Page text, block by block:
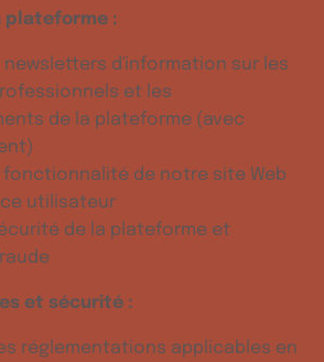
plateforme :
newsletters d'information sur les
et les
de la plateforme (avec
fonctionnalité de notre site Web
utilisateur
de la plateforme et
et sécurité :
réglementations applicables en